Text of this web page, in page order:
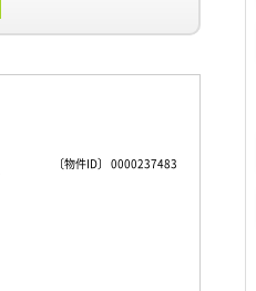
〔物件ID〕 0000237483